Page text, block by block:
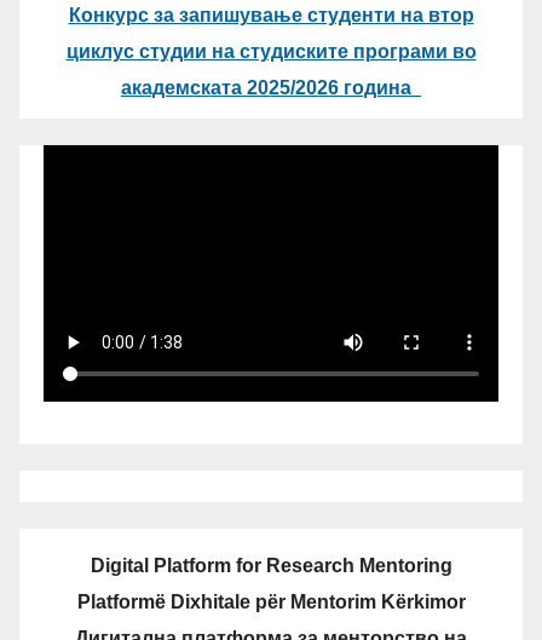
Конкурс за запишување студенти на втор
циклус студии на студиските програми во
академската 2025/2026 година
Digital Platform for Research Mentoring
Platformë Dixhitale për Mentorim Kërkimor